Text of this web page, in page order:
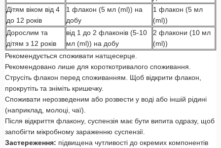
Дітям віком від 4
до 12 років
1 флакон (5 мл (ml)) на
добу
1 флакон (5 мл
(ml))
Дорослим та
дітям з 12 років
від 1 до 2 флаконів (5-10
мл (ml)) на добу
2 флакони (10 мл
(ml))
Рекомендується споживати натщесерце.
Рекомендовано лише для короткотривалого споживання.
Струсіть флакон перед споживанням. Щоб відкрити флакон,
прокрутіть та зніміть кришечку.
Споживати нерозведеним або розвести у воді або іншій рідині
(наприклад, молоці, чаї).
Після відкриття флакону, суспензія має бути випита одразу, щоб
запобігти мікробному зараженню суспензії.
Застереження: підвищена чутливості до окремих компонентів